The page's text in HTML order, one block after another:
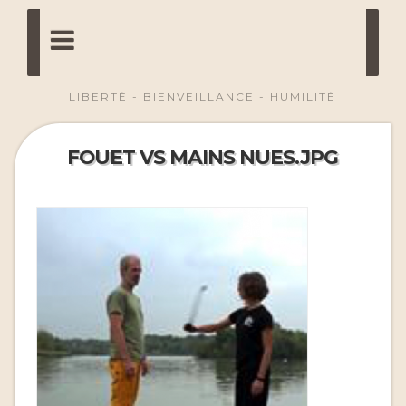
LIBERTÉ - BIENVEILLANCE - HUMILITÉ
FOUET VS MAINS NUES.JPG